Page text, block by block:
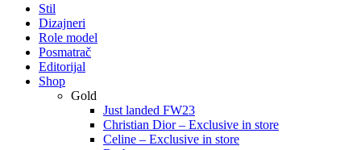
Stil
Dizajneri
Role model
Posmatrač
Editorijal
Shop
Gold
Just landed FW23
Christian Dior – Exclusive in store
Celine – Exclusive in store